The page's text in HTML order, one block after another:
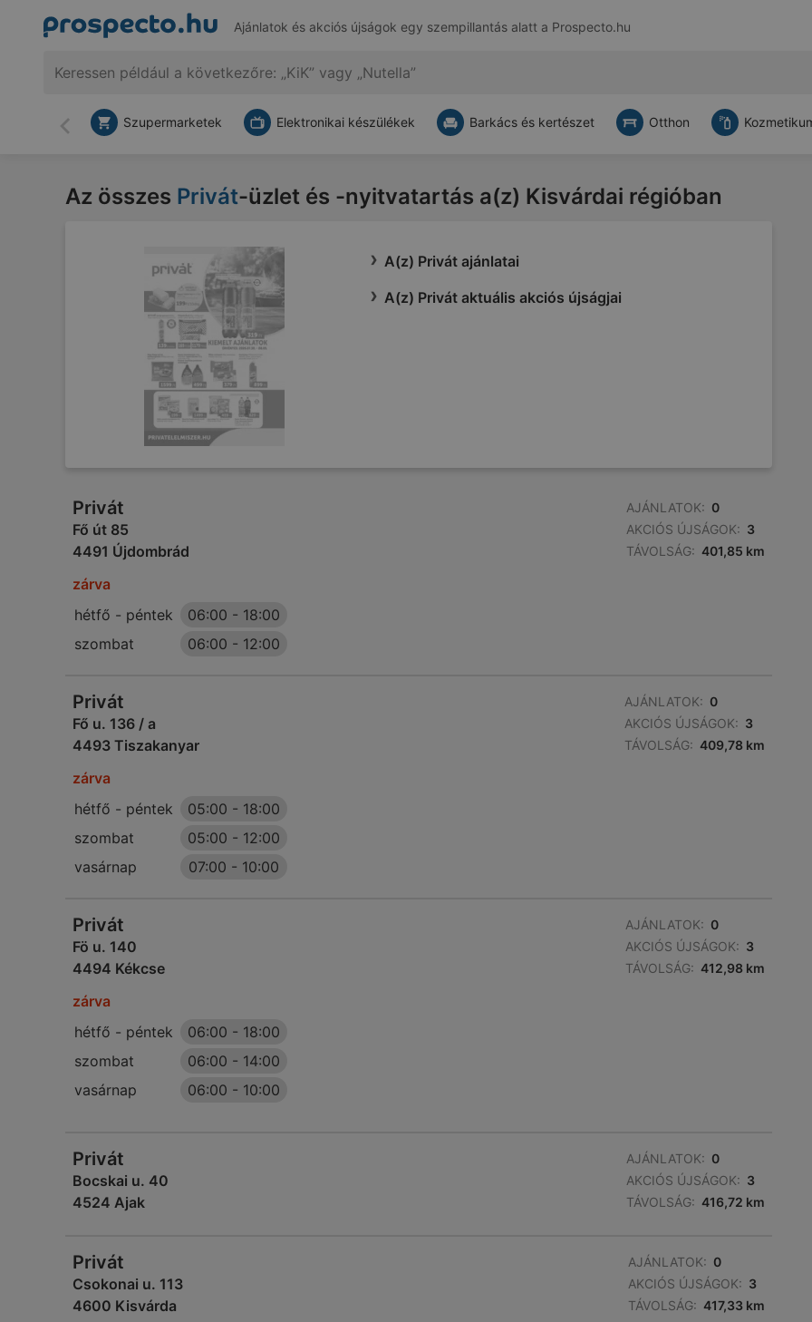
Ajánlatok és akciós újságok egy szempillantás alatt a Prospecto.hu
Vissza
Szupermarketek Elektronikai készülékek Barkács és kertészet Otthon
Az összes Privát-üzlet és -nyitvatartás a(z) Kisvárdai régióban
A(z) Privát ajánlatai
A(z) Privát aktuális akciós újságjai
Privát
Fő út 85
4491 Újdombrád
AJÁNLATOK: 0
AKCIÓS ÚJSÁGOK: 3
TÁVOLSÁG: 401,85 km
zárva
hétfő - péntek
06:00 - 18:00
szombat
06:00 - 12:00
Privát
Fő u. 136 / a
4493 Tiszakanyar
AJÁNLATOK: 0
AKCIÓS ÚJSÁGOK: 3
TÁVOLSÁG: 409,78 km
zárva
hétfő - péntek
05:00 - 18:00
szombat
05:00 - 12:00
vasárnap
07:00 - 10:00
Privát
Fö u. 140
4494 Kékcse
AJÁNLATOK: 0
AKCIÓS ÚJSÁGOK: 3
TÁVOLSÁG: 412,98 km
zárva
hétfő - péntek
06:00 - 18:00
szombat
06:00 - 14:00
vasárnap
06:00 - 10:00
Privát
Bocskai u. 40
4524 Ajak
AJÁNLATOK: 0
AKCIÓS ÚJSÁGOK: 3
TÁVOLSÁG: 416,72 km
Privát
Csokonai u. 113
4600 Kisvárda
AJÁNLATOK: 0
AKCIÓS ÚJSÁGOK: 3
TÁVOLSÁG: 417,33 km